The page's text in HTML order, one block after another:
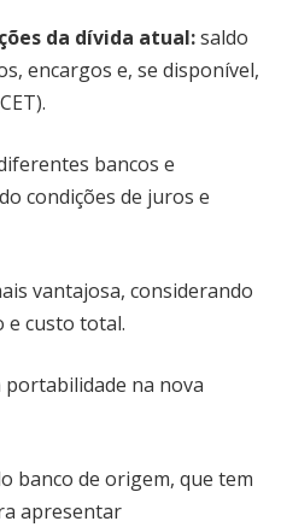
da dívida atual:saldo
encargos e, se disponível,
bancos e
condições de juros e
vantajosa, considerando
e custo total.
na nova
banco de origem, que tem
apresentar